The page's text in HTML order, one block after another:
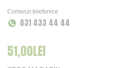
Comenzi telefonice
031 433 44 44
51,00LEI